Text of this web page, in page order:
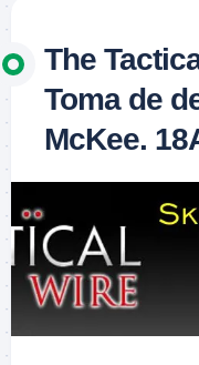
The
Toma de
McKee.